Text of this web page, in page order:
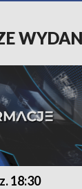
18:30